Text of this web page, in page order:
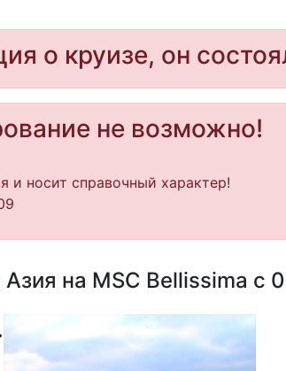
о круизе, он
не возможно!
и носит справочный характер!
на MSC Bellissima с